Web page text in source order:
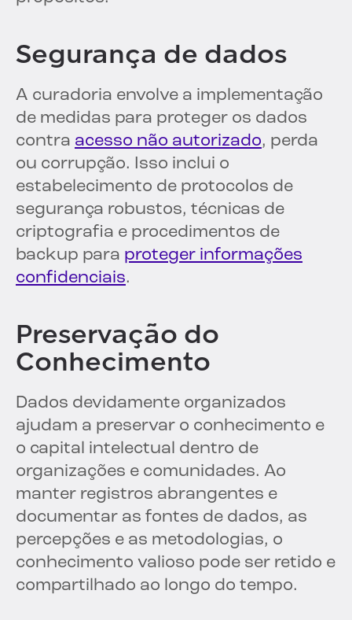
Segurança de dados
A curadoria envolve a implementação
de medidas para proteger os dados
contra acesso não autorizado, perda
ou corrupção. Isso inclui o
estabelecimento de protocolos de
segurança robustos, técnicas de
criptografia e procedimentos de
backup para proteger informações
confidenciais.
Preservação do
Conhecimento
Dados devidamente organizados
ajudam a preservar o conhecimento e
o capital intelectual dentro de
organizações e comunidades. Ao
manter registros abrangentes e
documentar as fontes de dados, as
percepções e as metodologias, o
conhecimento valioso pode ser retido e
compartilhado ao longo do tempo.